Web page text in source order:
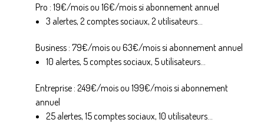
Pro : 19€/mois ou 16€/mois si abonnement annuel
3 alertes, 2 comptes sociaux, 2 utilisateurs...
Business : 79€/mois ou 63€/mois si abonnement annuel
10 alertes, 5 comptes sociaux, 5 utilisateurs...
Entreprise : 249€/mois ou 199€/mois si abonnement
annuel
25 alertes, 15 comptes sociaux, 10 utilisateurs...